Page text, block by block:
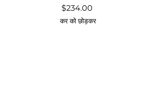
$234.00मूल्य
कर को छोड़कर